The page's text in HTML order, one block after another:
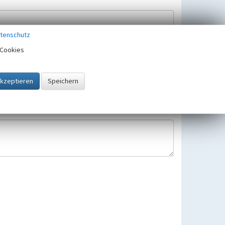
gespeichert und verwendet.
gültigen Europäischen